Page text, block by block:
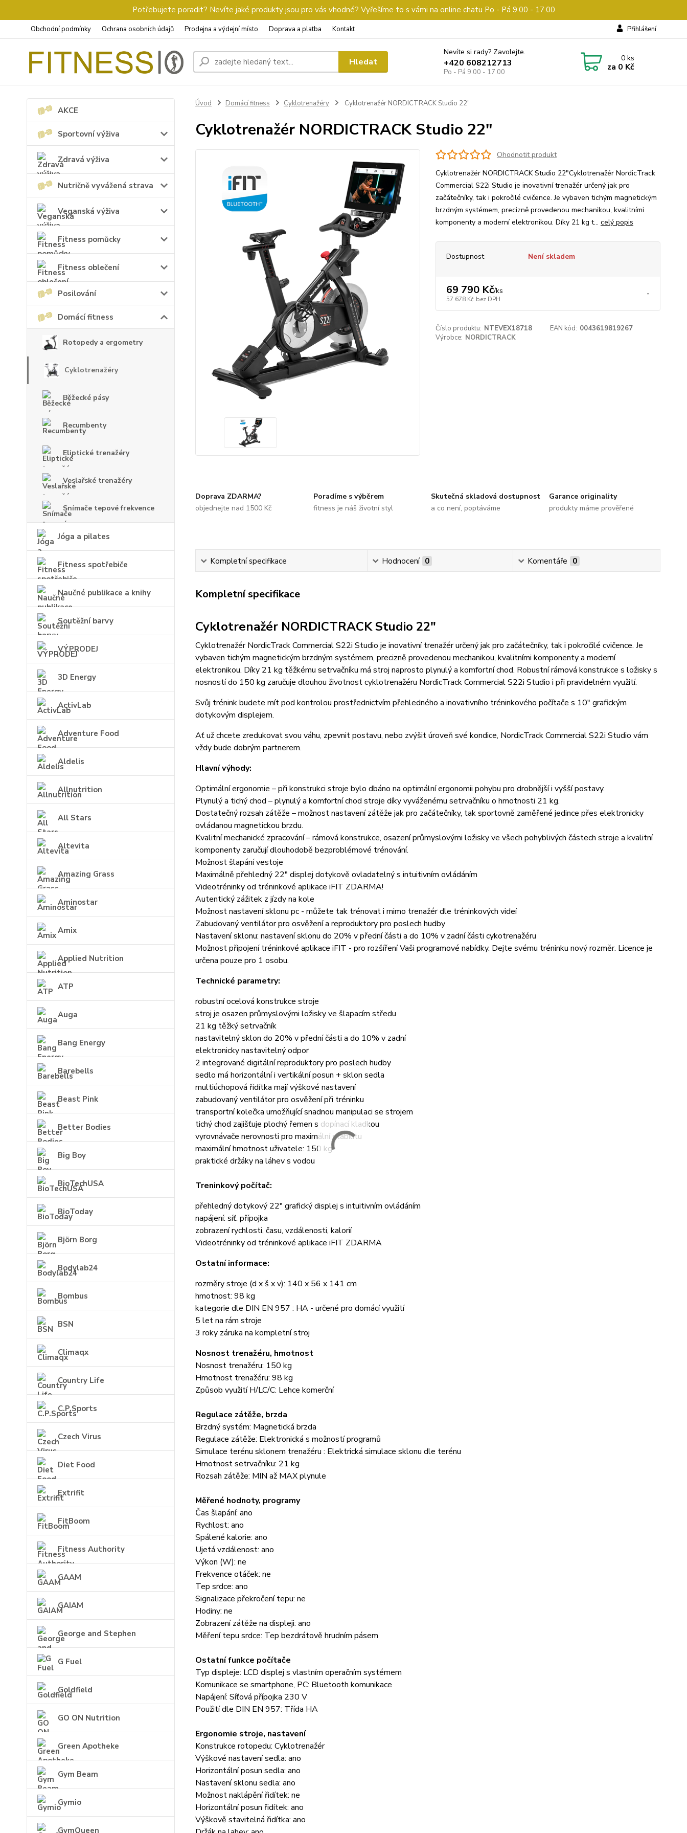
Potřebujete poradit? Nevíte jaké produkty jsou pro vás vhodné? Vyřešíme to s vámi na online chatu Po - Pá 9.00 - 17.00
Obchodní podmínky Ochrana osobních údajů Prodejna a výdejní místo Doprava a platba Kontakt Přihlášení
Hledat
Nevíte si rady? Zavolejte.
+420 608212713
Po - Pá 9.00 - 17.00
0ks
za 0 Kč
AKCE
Sportovní výživa
Zdravá výživa
Nutričně vyvážená strava
Veganská výživa
Fitness pomůcky
Fitness oblečení
Posilování
Domácí fitness
Rotopedy a ergometry
Cyklotrenažéry
Běžecké pásy
Recumbenty
Eliptické trenažéry
Veslařské trenažéry
Snímače tepové frekvence
Jóga a pilates
Fitness spotřebiče
Naučné publikace a knihy
Soutěžní barvy
VÝPRODEJ
3D Energy
ActivLab
Adventure Food
Aldelis
Allnutrition
All Stars
Altevita
Amazing Grass
Aminostar
Amix
Applied Nutrition
ATP
Auga
Bang Energy
Barebells
Beast Pink
Better Bodies
Big Boy
BioTechUSA
BioToday
Björn Borg
Bodylab24
Bombus
BSN
Climaqx
Country Life
C.P.Sports
Czech Virus
Diet Food
Extrifit
FitBoom
Fitness Authority
GAAM
GAIAM
George and Stephen
G Fuel
Goldfield
GO ON Nutrition
Green Apotheke
Gym Beam
Gymio
GymQueen
Úvod Domácí fitness Cyklotrenažéry Cyklotrenažér NORDICTRACK Studio 22"
Cyklotrenažér NORDICTRACK Studio 22"
Ohodnotit produkt
Cyklotrenažér NORDICTRACK Studio 22"Cyklotrenažér NordicTrack
Commercial S22i Studio je inovativní trenažér určený jak pro
začátečníky, tak i pokročilé cvičence. Je vybaven tichým magnetickým
brzdným systémem, precizně provedenou mechanikou, kvalitními
komponenty a moderní elektronikou. Díky 21 kg t... celý popis
Dostupnost Není skladem
69 790 Kč/ks
57 678 Kč bez DPH -
Číslo produktu: NTEVEX18718 EAN kód: 0043619819267
Výrobce: NORDICTRACK
Doprava ZDARMA?
objednejte nad 1500 Kč
Poradíme s výběrem
fitness je náš životní styl
Skutečná skladová dostupnost
a co není, poptáváme
Garance originality
produkty máme prověřené
Kompletní specifikace Hodnocení 0 Komentáře 0
Kompletní specifikace
Cyklotrenažér NORDICTRACK Studio 22"
Cyklotrenažér NordicTrack Commercial S22i Studio je inovativní trenažér určený jak pro začátečníky, tak i pokročilé cvičence. Je
vybaven tichým magnetickým brzdným systémem, precizně provedenou mechanikou, kvalitními komponenty a moderní
elektronikou. Díky 21 kg těžkému setrvačníku má stroj naprosto plynulý a komfortní chod. Robustní rámová konstrukce s ložisky s
nosností do 150 kg zaručuje dlouhou životnost cyklotrenažéru NordicTrack Commercial S22i Studio i při pravidelném využití.
Svůj trénink budete mít pod kontrolou prostřednictvím přehledného a inovativního tréninkového počítače s 10" grafickým
dotykovým displejem.
Ať už chcete zredukovat svou váhu, zpevnit postavu, nebo zvýšit úroveň své kondice, NordicTrack Commercial S22i Studio vám
vždy bude dobrým partnerem.
Hlavní výhody:
Optimální ergonomie – při konstrukci stroje bylo dbáno na optimální ergonomii pohybu pro drobnější i vyšší postavy.
Plynulý a tichý chod – plynulý a komfortní chod stroje díky vyváženému setrvačníku o hmotnosti 21 kg.
Dostatečný rozsah zátěže – možnost nastavení zátěže jak pro začátečníky, tak sportovně zaměřené jedince přes elektronicky
ovládanou magnetickou brzdu.
Kvalitní mechanické zpracování – rámová konstrukce, osazení průmyslovými ložisky ve všech pohyblivých částech stroje a kvalitní
komponenty zaručují dlouhodobě bezproblémové trénování.
Možnost šlapání vestoje
Maximálně přehledný 22" displej dotykově ovladatelný s intuitivním ovládáním
Videotréninky od tréninkové aplikace iFIT ZDARMA!
Autentický zážitek z jízdy na kole
Možnost nastavení sklonu pc - můžete tak trénovat i mimo trenažér dle tréninkových videí
Zabudovaný ventilátor pro osvěžení a reproduktory pro poslech hudby
Nastavení sklonu: nastavení sklonu do 20% v přední části a do 10% v zadní části cykotrenažéru
Možnost připojení tréninkové aplikace iFIT - pro rozšíření Vaši programové nabídky. Dejte svému tréninku nový rozměr. Licence je
určena pouze pro 1 osobu.
Technické parametry:
robustní ocelová konstrukce stroje
stroj je osazen průmyslovými ložisky ve šlapacím středu
21 kg těžký setrvačník
nastavitelný sklon do 20% v přední části a do 10% v zadní
elektronicky nastavitelný odpor
2 integrované digitální reproduktory pro poslech hudby
sedlo má horizontální i vertikální posun + sklon sedla
multiúchopová řídítka mají výškové nastavení
zabudovaný ventilátor pro osvěžení při tréninku
transportní kolečka umožňující snadnou manipulaci se strojem
tichý chod zajišťuje plochý řemen s dopínací kladkou
vyrovnávače nerovnosti pro maximální stabilitu
maximální hmotnost uživatele: 150 kg
praktické držáky na láhev s vodou
Treninkový počítač:
přehledný dotykový 22" grafický displej s intuitivním ovládáním
napájení: síť. přípojka
zobrazení rychlosti, času, vzdálenosti, kalorií
Videotréninky od tréninkové aplikace iFIT ZDARMA
Ostatní informace:
rozměry stroje (d x š x v): 140 x 56 x 141 cm
hmotnost: 98 kg
kategorie dle DIN EN 957 : HA - určené pro domácí využití
5 let na rám stroje
3 roky záruka na kompletní stroj
Nosnost trenažéru, hmotnost
Nosnost trenažéru: 150 kg
Hmotnost trenažéru: 98 kg
Způsob využití H/LC/C: Lehce komerční
Regulace zátěže, brzda
Brzdný systém: Magnetická brzda
Regulace zátěže: Elektronická s možností programů
Simulace terénu sklonem trenažéru : Elektrická simulace sklonu dle terénu
Hmotnost setrvačníku: 21 kg
Rozsah zátěže: MIN až MAX plynule
Měřené hodnoty, programy
Čas šlapání: ano
Rychlost: ano
Spálené kalorie: ano
Ujetá vzdálenost: ano
Výkon (W): ne
Frekvence otáček: ne
Tep srdce: ano
Signalizace překročení tepu: ne
Hodiny: ne
Zobrazení zátěže na displeji: ano
Měření tepu srdce: Tep bezdrátově hrudním pásem
Ostatní funkce počítače
Typ displeje: LCD displej s vlastním operačním systémem
Komunikace se smartphone, PC: Bluetooth komunikace
Napájení: Síťová přípojka 230 V
Použití dle DIN EN 957: Třída HA
Ergonomie stroje, nastavení
Konstrukce rotopedu: Cyklotrenažér
Výškové nastavení sedla: ano
Horizontální posun sedla: ano
Nastavení sklonu sedla: ano
Možnost naklápění řidítek: ne
Horizontální posun řidítek: ano
Výškově stavitelná řidítka: ano